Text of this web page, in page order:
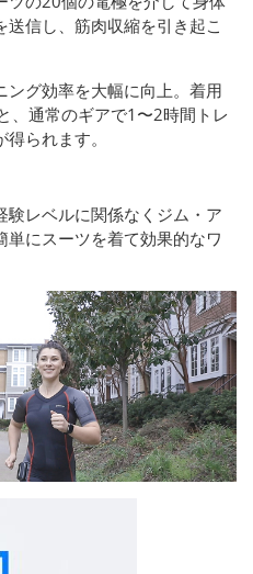
信し、筋肉収縮を引き起こ
ング効率を大幅に向上。着用
、通常のギアで1〜2時間トレ
られます。
レベルに関係なくジム・ア
にスーツを着て効果的なワ